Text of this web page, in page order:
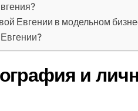
Евгении в модельном
и